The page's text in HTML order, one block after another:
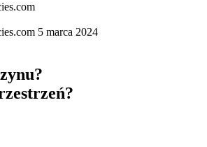
5 marca 2024